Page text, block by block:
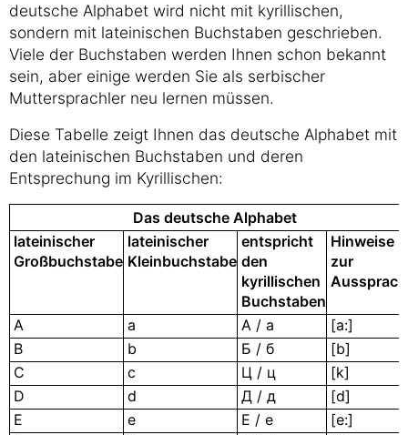
deutsche Alphabet wird nicht mit kyrillischen,
sondern mit lateinischen Buchstaben geschrieben.
Viele der Buchstaben werden Ihnen schon bekannt
sein, aber einige werden Sie als serbischer
Muttersprachler neu lernen müssen.
Diese Tabelle zeigt Ihnen das deutsche Alphabet mit
den lateinischen Buchstaben und deren
Entsprechung im Kyrillischen:
Das deutsche Alphabet
lateinischer
Großbuchstabe
lateinischer
Kleinbuchstabe
entspricht
den
kyrillischen
Buchstaben
Hinweise
zur
А а A / a
[a:]
B
b Б / б
[b]
C
c Ц / ц
[k]
D
d Д / д
[d]
E
e Е / e
[e:]